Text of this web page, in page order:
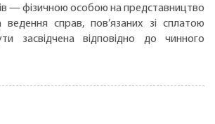
— фізичною особою на представництво
ведення справ, пов’язаних зі сплатою
засвідчена відповідно до чинного